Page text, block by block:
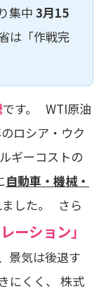
集中 3月15
は「作戦完
です。 WTI原油
ロシア・ウク
ギーコストの
自動車・機械・
した。 さら
ーション」
景気は後退す
にくく、 株式